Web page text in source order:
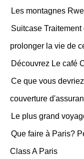
Les montagnes
Suitcase
prolonger la vie de
Découvrez Le café
Ce que vous
couverture
Le plus grand
Que faire à Paris?
Class A Paris